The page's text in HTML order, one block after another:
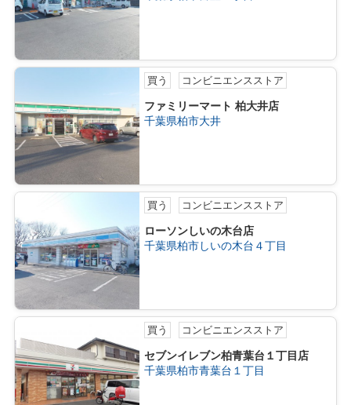
買う コンビニエンスストア
ファミリーマート 柏大井店
千葉県柏市大井
買う コンビニエンスストア
ローソンしいの木台店
千葉県柏市しいの木台４丁目
買う コンビニエンスストア
セブンイレブン柏青葉台１丁目店
千葉県柏市青葉台１丁目